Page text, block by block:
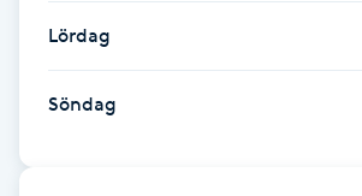
Lördag
Söndag